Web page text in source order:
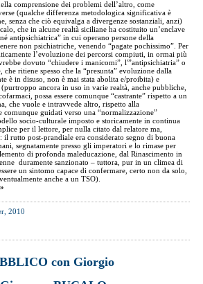
comprensione dei problemi dell’altro, come
(qualche differenza metodologica significativa è
senza che ciò equivalga a divergenze sostanziali, anzi)
che in alcune realtà siciliane ha costituito un’enclave
antipsichiatrica” in cui operano persone della
non psichiatriche, venendo “pagate pochissimo”. Per
l’evoluzione dei percorsi compiuti, in ormai più
dovuto “chiudere i manicomi”, l'”antipsichiatria” o
che ritiene spesso che la “presunta” evoluzione dalla
è in disuso, non è mai stata abolita e/proibita) e
ancora in uso in varie realtà, anche pubbliche,
possa essere comunque “castrante” rispetto a un
che vuole e intravvede altro, rispetto alla
comunque guidati verso una “normalizzazione”
socio-culturale imposto e storicamente in continua
per il lettore, per nulla citato dal relatore ma,
il rutto post-prandiale era considerato segno di buona
segnatamente presso gli imperatori e lo rimase per
di profonda maleducazione, dal Rinascimento in
duramente sanzionato – tuttora, pur in un climea di
un sintomo capace di confermare, certo non da solo,
anche a un TSO).
2010
con Giorgio